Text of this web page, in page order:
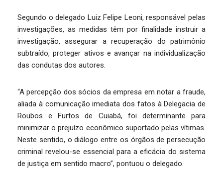
Segundo o delegado Luiz Felipe Leoni, responsável pelas
investigações, as medidas têm por finalidade instruir a
investigação, assegurar a recuperação do patrimônio
subtraído, proteger ativos e avançar na individualização
das condutas dos autores.
“A percepção dos sócios da empresa em notar a fraude,
aliada à comunicação imediata dos fatos à Delegacia de
Roubos e Furtos de Cuiabá, foi determinante para
minimizar o prejuízo econômico suportado pelas vítimas.
Neste sentido, o diálogo entre os órgãos de persecução
criminal revelou-se essencial para a eficácia do sistema
de justiça em sentido macro”, pontuou o delegado.